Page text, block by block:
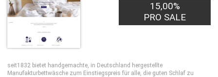
15,00%
PRO SALE
seit1832 bietet handgemachte, in Deutschland hergestellte
Manufakturbettwäsche zum Einstiegspreis für alle, die guten Schlaf zu